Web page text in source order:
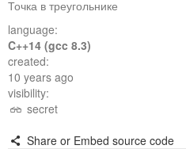
Точка в треугольнике
language:
C++14 (gcc 8.3)
created:
10 years ago
visibility:
secret
Share or Embed source code